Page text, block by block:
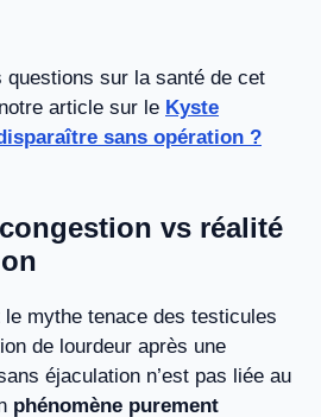
questions sur la santé de cet
article sur le Kyste
sans opération ?
vs réalité
mythe tenace des testicules
de lourdeur après une
éjaculation n’est pas liée au
phénomène purement